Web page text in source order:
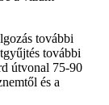
további
további
útvonal 75-90
és a